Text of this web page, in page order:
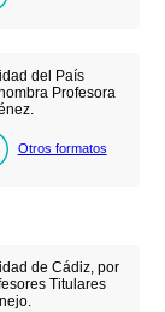
del País
Profesora
Otros formatos
de Cádiz, por
Titulares